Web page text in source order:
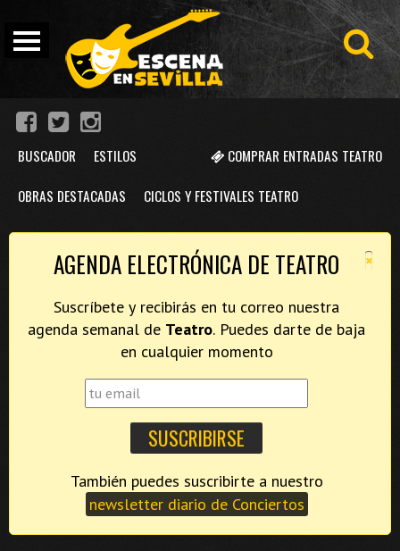
COMPRAR ENTRADAS TEATRO
BUSCADOR ESTILOS
OBRAS DESTACADAS CICLOS Y FESTIVALES TEATRO
×
AGENDA ELECTRÓNICA DE TEATRO
Suscríbete y recibirás en tu correo nuestra
agenda semanal de Teatro. Puedes darte de baja
en cualquier momento
newsletter diario de Conciertos